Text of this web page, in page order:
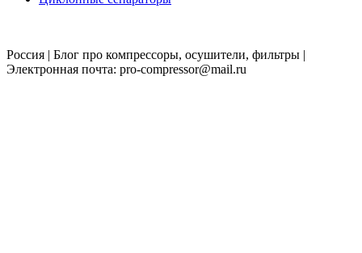
Россия | Блог про компрессоры, осушители, фильтры |
Электронная почта: pro-compressor@mail.ru